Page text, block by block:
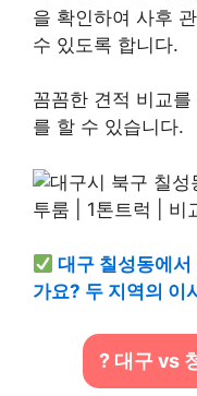
을 확인하여 사후
수 있도록 합니다.
꼼꼼한 견적 비교
를 할 수 있습니다.
대구 칠성동에
가요? 두 지역의 이
? 대구 vs